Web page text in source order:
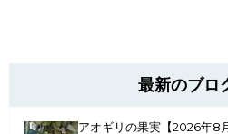
最新のブロ
アオギリの果実【2026年8